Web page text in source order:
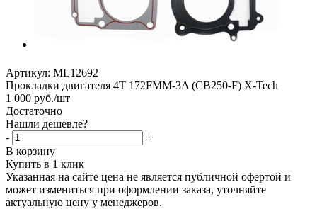
Артикул: ML12692
Прокладки двигателя 4Т 172FMM-3A (CB250-F) X-Tech
1 000 руб./шт
Достаточно
Нашли дешевле?
-
+
В корзину
Купить в 1 клик
Указанная на сайте цена не является публичной офертой и
может измениться при оформлении заказа, уточняйте
актуальную цену у менеджеров.